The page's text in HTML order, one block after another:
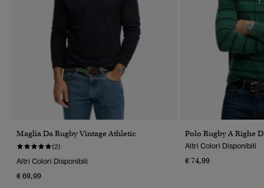
Maglia Da Rugby Vintage Athletic
(2)
Altri Colori Disponibili
€ 69,99
Polo Rugby A Righe
Altri Colori Disponibili
€ 74,99